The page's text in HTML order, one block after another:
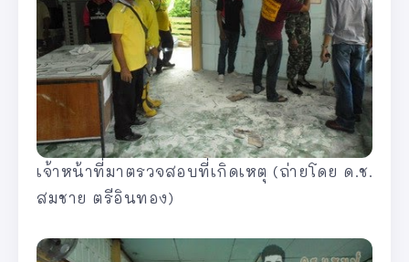
เจ้าหน้าที่มาตรวจสอบที่เกิดเหตุ (ถ่ายโดย ด.ช.
สมชาย ตรีอินทอง)